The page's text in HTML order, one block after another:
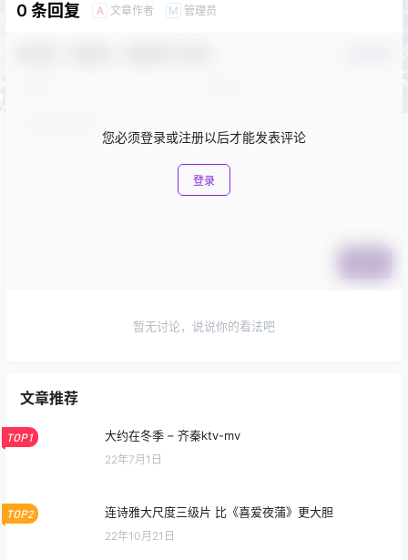
0 条回复 A 文章作者 M 管理员
您必须登录或注册以后才能发表评论
登录
暂无讨论，说说你的看法吧
文章推荐
TOP1 大约在冬季 – 齐秦ktv-mv
22年7月1日
TOP2 连诗雅大尺度三级片 比《喜爱夜蒲》更大胆
22年10月21日